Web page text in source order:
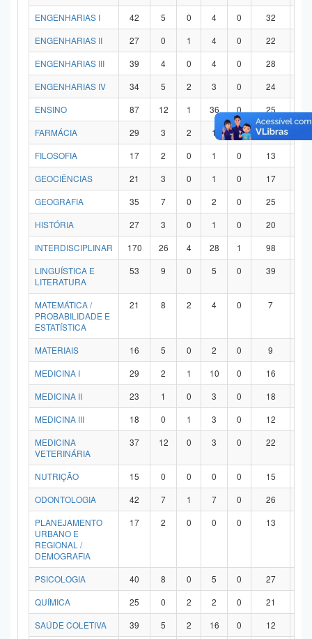
ENGENHARIAS I
42 5 0 4 0 32
ENGENHARIAS II
27 0 1 4 0 22
ENGENHARIAS III
39 4 0 4 0 28
ENGENHARIAS IV
34 5 2 3 0 24
ENSINO
87 12 1 36 0 25
FARMÁCIA
29 3 2 1 0 21
FILOSOFIA
17 2 0 1 0 13
GEOCIÊNCIAS
21 3 0 1 0 17
GEOGRAFIA
35 7 0 2 0 25
HISTÓRIA
27 3 0 1 0 20
INTERDISCIPLINAR
170 26 4 28 1 98
LINGUÍSTICA E
LITERATURA
53 9 0 5 0 39
MATEMÁTICA /
PROBABILIDADE E
ESTATÍSTICA
21 8 2 4 0 7
MATERIAIS 16 5 0 2 0 9
MEDICINA I
29 2 1 10 0 16
MEDICINA II
23 1 0 3 0 18
MEDICINA III
18 0 1 3 0 12
MEDICINA
VETERINÁRIA
37 12 0 3 0 22
NUTRIÇÃO 15 0 0 0 0 15
ODONTOLOGIA
42 7 1 7 0 26
PLANEJAMENTO
URBANO E
REGIONAL /
DEMOGRAFIA
17 2 0 0 0 13
PSICOLOGIA 40 8 0 5 0 27
QUÍMICA
25 0 2 2 0 21
SAÚDE COLETIVA
39 5 2 16 0 12